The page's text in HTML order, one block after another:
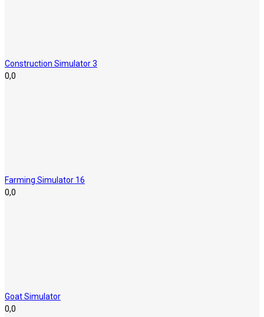
Construction Simulator 3
0,0
Farming Simulator 16
0,0
Goat Simulator
0,0